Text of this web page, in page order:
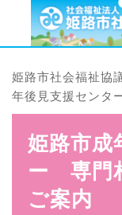
姫路市社会福祉協
年後見支援セン
姫路市成
ー 専門
ご案内